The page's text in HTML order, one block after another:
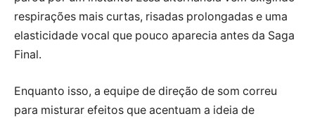
respirações mais curtas, risadas prolongadas e uma
elasticidade vocal que pouco aparecia antes da Saga
Final.
Enquanto isso, a equipe de direção de som correu
para misturar efeitos que acentuam a ideia de